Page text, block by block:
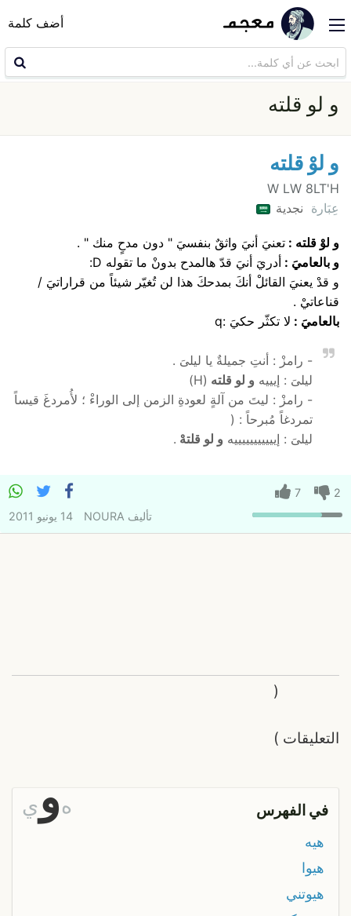
أضف كلمة
و لو قلته
و لوْ قلته
W LW 8LT'H
عِبَارة نجدية
و لوْ قلته : تعنيَ أنيَ واثقٌ بنفسيَ " دون مدحٍ منك " .
و بالعاميَ : أدريَ أنيَ قدّ هالمدح بدونْ ما تقوله D:
و قدْ يعنيَ القائلْ أنكَ بمدحكَ هذا لن تُغيّر شيئاً من قراراتيَ /
قناعاتيْ .
بالعاميَ : لا تكثّر حكيَ :q
- رامزْ : أنتِ جميلةٌ يا ليلىَ .
ليلىَ : إيييه و لو قلته (H)
- رامزْ : ليتَ من آلةٍ لعودةِ الزمن إلى الوراءْ ؛ لأُمردغَ قيساً
تمردغاً مُبرحاً : (
ليلىَ : إيييييييييييه و لو قلتهْ .
2
7
تأليف NOURA 14 يونيو 2011
التعليقات
(
)
في الفهرس هو ي
هيه
هيوا
هيوتني